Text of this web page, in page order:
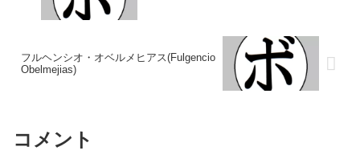
フルヘンシオ・オベルメヒアス(Fulgencio
Obelmejias)
コメント